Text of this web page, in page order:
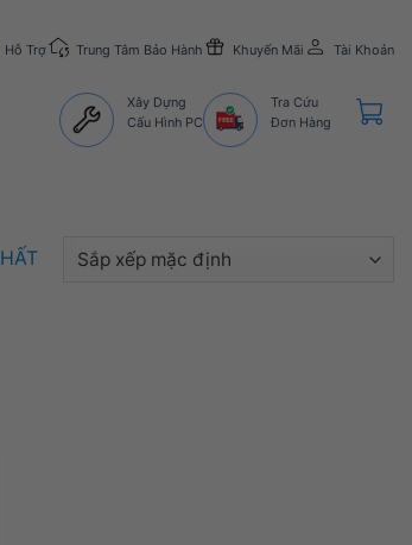
Hỗ Trợ Trung Tâm Bảo Hành Khuyến Mãi Tài Khoản
Xây Dựng
Cấu Hình PC
Tra Cứu
Đơn Hàng